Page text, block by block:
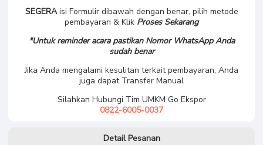
SEGERAisi Formulir dibawah dengan benar, pilih metode
pembayaran & Klik Proses Sekarang
*Untuk reminder acara pastikan Nomor WhatsApp Anda
sudah benar
Jika Anda mengalami kesulitan terkait pembayaran, Anda
juga dapat Transfer Manual
Silahkan Hubungi Tim UMKM Go Ekspor
0822-6005-0037
Detail Pesanan